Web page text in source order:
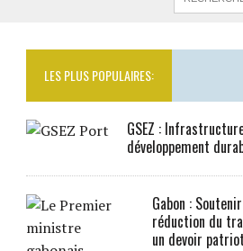
LES PLUS POPULAIRES:
GSEZ :
développement
Gabon :
réduction du
un devoir